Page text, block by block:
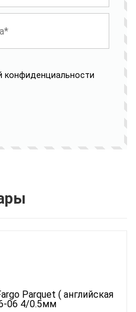
конфиденциальности